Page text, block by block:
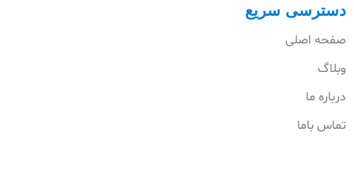
دسترسی سریع
صفحه اصلی
وبلاگ
درباره ما
تماس باما